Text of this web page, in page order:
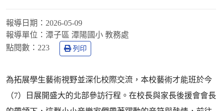
報導日期： 2026-05-09
報導單位： 潭子區 潭陽國小 教務處
點閱數： 223 列印
為拓展學生藝術視野並深化校際交流，本校藝術才能班於今
（7）日展開盛大的北部參訪行程。在校長與家長後援會會長